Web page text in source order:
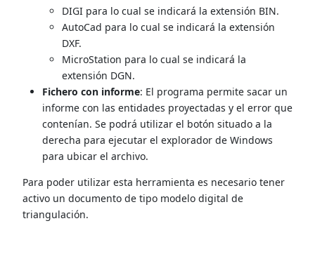
DIGI para lo cual se indicará la extensión BIN.
AutoCad para lo cual se indicará la extensión
DXF.
MicroStation para lo cual se indicará la
extensión DGN.
Fichero con informe: El programa permite sacar un
informe con las entidades proyectadas y el error que
contenían. Se podrá utilizar el botón situado a la
derecha para ejecutar el explorador de Windows
para ubicar el archivo.
Para poder utilizar esta herramienta es necesario tener
activo un documento de tipo modelo digital de
triangulación.